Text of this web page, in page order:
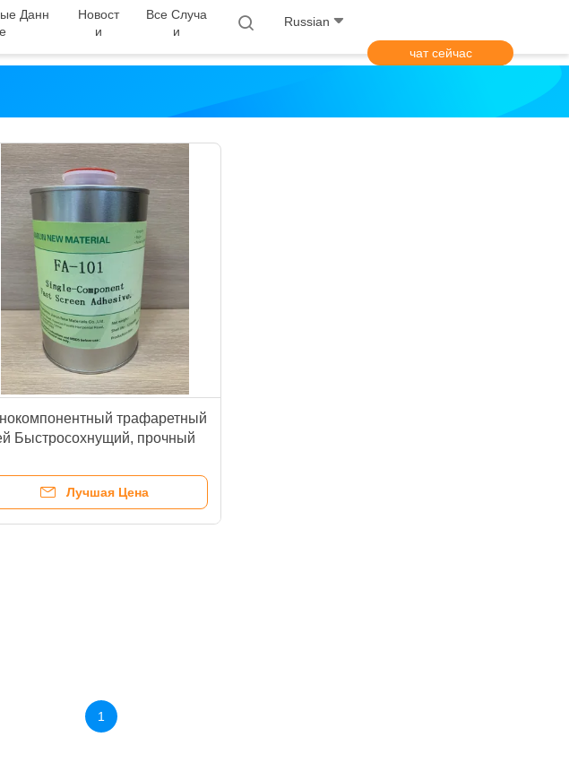
Данн
Новост
И
Все Случа
И
Russian
чат сейчас
трафаретный
Быстросохнущий, прочный
Лучшая Цена
1